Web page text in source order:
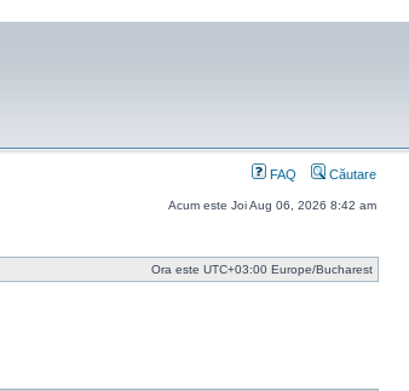
FAQ Căutare
Acum este Joi Aug 06, 2026 8:42 am
Ora este UTC+03:00 Europe/Bucharest